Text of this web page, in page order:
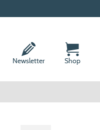
Newsletter Shop